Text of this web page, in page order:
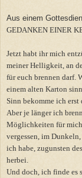
Aus einem
GEDANKEN EINER
Jetzt habt ihr mich
meiner Helligkeit, an
für euch brennen darf.
einem alten Karton
Sinn bekomme ich erst
Aber je länger ich
Möglichkeiten für
vergessen, im
ich habe, zugunsten
herbei.
Und doch, ich finde es